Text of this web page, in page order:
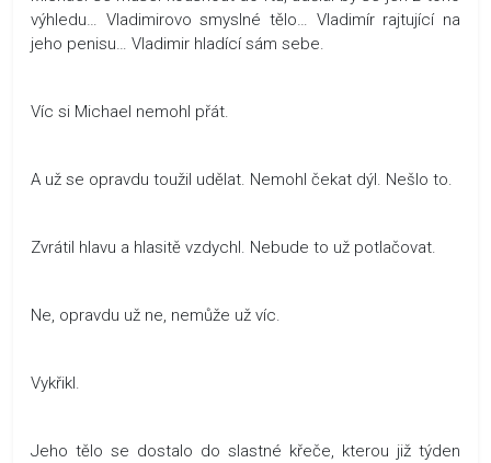
výhledu… Vladimirovo smyslné tělo… Vladimír rajtující na
jeho penisu… Vladimir hladící sám sebe.
Víc si Michael nemohl přát.
A už se opravdu toužil udělat. Nemohl čekat dýl. Nešlo to.
Zvrátil hlavu a hlasitě vzdychl. Nebude to už potlačovat.
Ne, opravdu už ne, nemůže už víc.
Vykřikl.
Jeho tělo se dostalo do slastné křeče, kterou již týden